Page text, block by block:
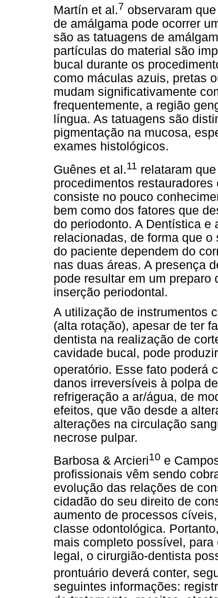
Martín et al.7 observaram
de amálgama pode ocorrer
são as tatuagens de
partículas do material são
bucal durante os
como máculas azuis, pretas
mudam significativamente
frequentemente, a região
língua. As tatuagens são
pigmentação na mucosa,
exames histológicos.
Guênes et al.11 relataram
procedimentos
consiste no pouco
bem como dos fatores que
do periodonto. A Dentística e
relacionadas, de forma que
do paciente dependem do
nas duas áreas. A presença
pode resultar em um
inserção periodontal.
A utilização de instrumentos
(alta rotação), apesar de ter
dentista na realização de
cavidade bucal, pode
operatório. Esse fato poderá
danos irreversíveis à polpa
refrigeração a ar/água, de
efeitos, que vão desde a
alterações na circulação
necrose pulpar.
Barbosa & Arcieri10 e
profissionais vêm sendo
evolução das relações de
cidadão do seu direito de
aumento de processos
classe odontológica.
mais completo possível,
legal, o cirurgião-dentista
prontuário deverá conter,
seguintes informações: